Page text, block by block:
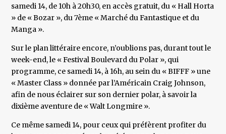
samedi 14, de 10h à 20h30, en accès gratuit, du « Hall Horta
» de « Bozar », du 7ème « Marché du Fantastique et du
Manga ».
Sur le plan littéraire encore, n’oublions pas, durant tout le
week-end, le « Festival Boulevard du Polar », qui
programme, ce samedi 14, à 16h, au sein du « BIFFF » une
« Master Class » donnée par l’Américain Craig Johnson,
afin de nous éclairer sur son dernier polar, à savoir la
dixième aventure de « Walt Longmire ».
Ce même samedi 14, pour ceux qui préfèrent profiter du